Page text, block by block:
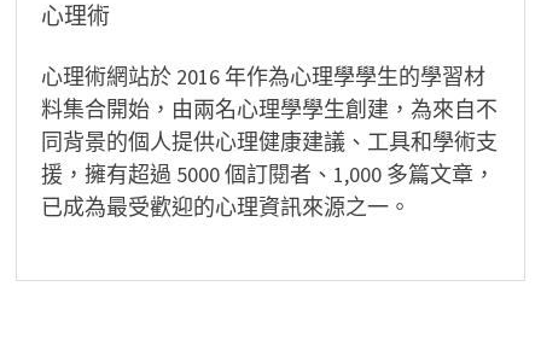
心理術
心理術網站於 2016 年作為心理學學生的學習材
料集合開始，由兩名心理學學生創建，為來自不
同背景的個人提供心理健康建議、工具和學術支
援，擁有超過 5000 個訂閱者、1,000 多篇文章，
已成為最受歡迎的心理資訊來源之一。